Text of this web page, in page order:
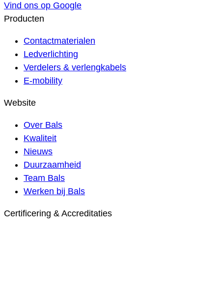
Vind ons op Google
Producten
Contactmaterialen
Ledverlichting
Verdelers & verlengkabels
E-mobility
Website
Over Bals
Kwaliteit
Nieuws
Duurzaamheid
Team Bals
Werken bij Bals
Certificering & Accreditaties